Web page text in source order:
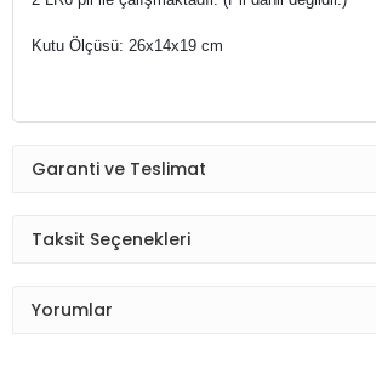
Kutu Ölçüsü: 26x14x19 cm
Garanti ve Teslimat
Taksit Seçenekleri
Yorumlar